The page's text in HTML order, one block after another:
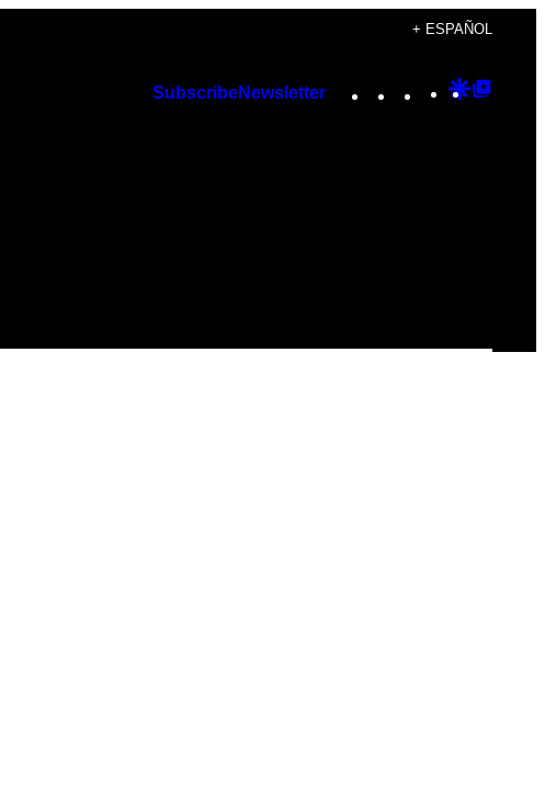
+ ESPAÑOL
SubscribeNewsletter Instagram
TikTok
YouTube
Google